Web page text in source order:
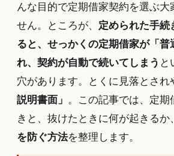
んな目的で定期借家契約を選ぶ大
せん。ところが、 定められた手続
ると、せっかくの定期借家が「普
れ、契約が自動で続いてしまう と
穴があります。とくに見落とされ
説明書面」 。この記事では、定期
きと、抜けたときに何が起きるか
を防ぐ方法を整理します。